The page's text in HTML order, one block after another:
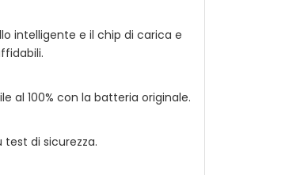
intelligente e il chip di carica e
al 100% con la batteria originale.
di sicurezza.